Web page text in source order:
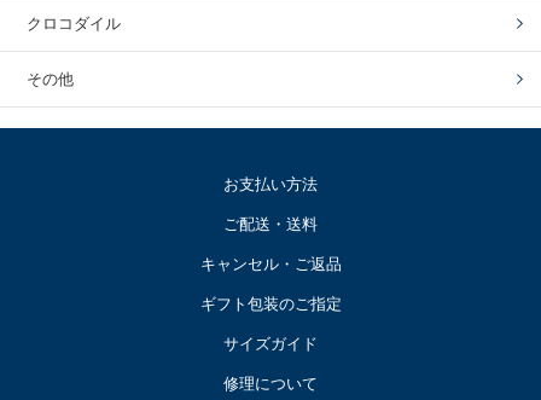
クロコダイル
その他
お支払い方法
ご配送・送料
キャンセル・ご返品
ギフト包装のご指定
サイズガイド
修理について